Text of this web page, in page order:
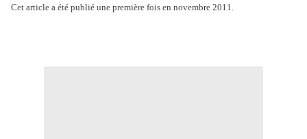
Cet article a été publié une première fois en novembre 2011.